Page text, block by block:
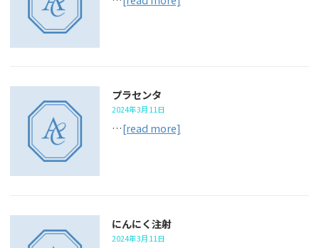
プラセンタ
2024年3月11日
…[read more]
にんにく注射
2024年3月11日